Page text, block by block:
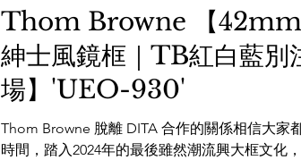
www.instagram.com/the_WAREHOUSE_optic
www.thewarehouse.com.hk 銅鑼灣店： 銅鑼灣
一樓 電話：2882 5488 #THOMBROWNE
#THEWAREHOUSEOPTIC #日本手造眼鏡
Thom Browne 【42mm
紳士風鏡框｜TB紅白藍別
場】'UEO-930'
Thom Browne 脫離 DITA 合作的關係相信大家
時間，踏入2024年的最後雖然潮流興大框文化